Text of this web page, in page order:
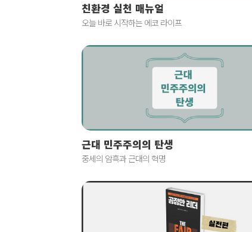
친환경 실천 매뉴얼
오늘 바로 시작하는 에코 라이프
근대 민주주의의 탄생
중세의 암흑과 근대의 혁명